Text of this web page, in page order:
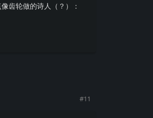
齿轮做的诗人（？）：
#11